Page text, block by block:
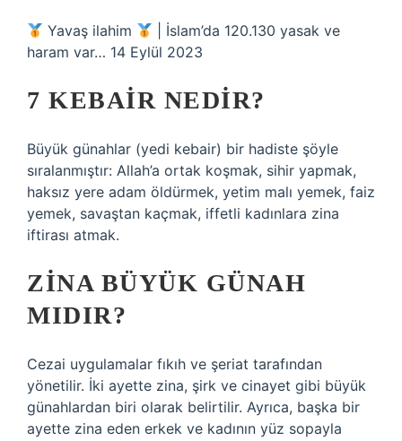
Yavaş ilahim
| İslam’da 120.130 yasak ve
haram var… 14 Eylül 2023
7 KEBAIR NEDIR?
Büyük günahlar (yedi kebair) bir hadiste şöyle
sıralanmıştır: Allah’a ortak koşmak, sihir yapmak,
haksız yere adam öldürmek, yetim malı yemek, faiz
yemek, savaştan kaçmak, iffetli kadınlara zina
iftirası atmak.
ZINA BÜYÜK GÜNAH
MIDIR?
Cezai uygulamalar fıkıh ve şeriat tarafından
yönetilir. İki ayette zina, şirk ve cinayet gibi büyük
günahlardan biri olarak belirtilir. Ayrıca, başka bir
ayette zina eden erkek ve kadının yüz sopayla